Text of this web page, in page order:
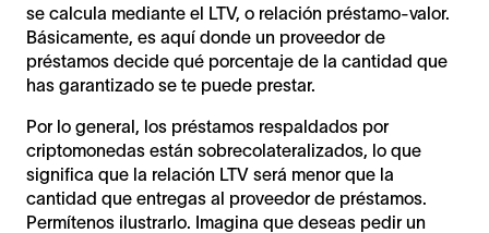
se calcula mediante el LTV, o relación préstamo-valor.
Básicamente, es aquí donde un proveedor de
préstamos decide qué porcentaje de la cantidad que
has garantizado se te puede prestar.
Por lo general, los préstamos respaldados por
criptomonedas están sobrecolateralizados, lo que
significa que la relación LTV será menor que la
cantidad que entregas al proveedor de préstamos.
Permítenos ilustrarlo. Imagina que deseas pedir un